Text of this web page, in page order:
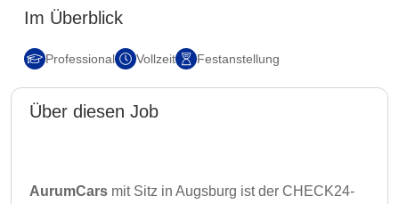
Im Überblick
Professional Vollzeit Festanstellung
Über diesen Job
AurumCars mit Sitz in Augsburg ist der CHECK24-